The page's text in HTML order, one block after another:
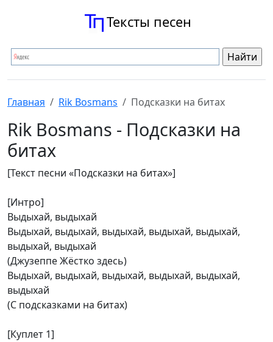
Тексты песен
Главная Rik Bosmans Подсказки на битах
Rik Bosmans - Подсказки на
битах
[Текст песни «Подсказки на битах»]
[Интро]
Выдыхай, выдыхай
Выдыхай, выдыхай, выдыхай, выдыхай, выдыхай,
выдыхай, выдыхай
(Джузеппе Жёстко здесь)
Выдыхай, выдыхай, выдыхай, выдыхай, выдыхай,
выдыхай
(С подсказками на битах)
[Куплет 1]